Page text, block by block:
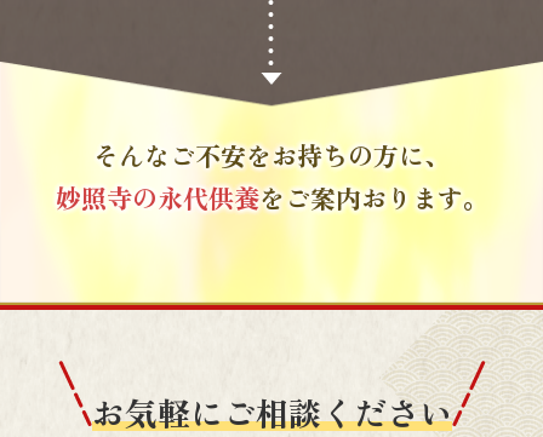
そんなご不安をお持ちの方に、
妙照寺の永代供養をご案内おります。
お気軽にご相談ください